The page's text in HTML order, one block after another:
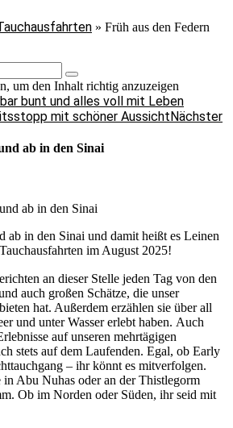
» Früh aus den Federn
um den Inhalt richtig anzuzeigen
bunt und alles voll mit Leben
mit schöner AussichtNächster
ab in den Sinai
ab in den Sinai und damit heißt es Leinen
im August 2025!
an dieser Stelle jeden Tag von den
auch großen Schätze, die unser
hat. Außerdem erzählen sie über all
und unter Wasser erlebt haben. Auch
auf unseren mehrtägigen
stets auf dem Laufenden. Egal, ob Early
– ihr könnt es mitverfolgen.
Abu Nuhas oder an der Thistlegorm
Ob im Norden oder Süden, ihr seid mit